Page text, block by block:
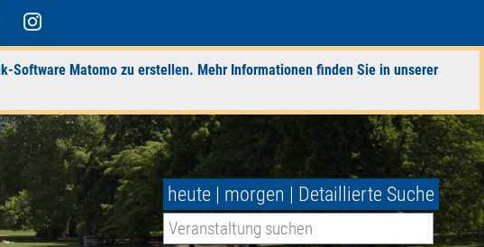
Software Matomo zu erstellen. Mehr Informationen finden Sie in unserer
heute | morgen | Detaillierte Suche